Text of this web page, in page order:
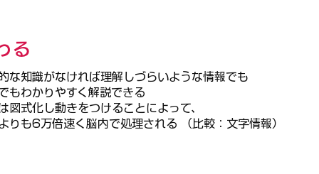
る
な知識がなければ理解しづらいような情報でも
もわかりやすく解説できる
図式化し動きをつけることによって、
りも6万倍速く脳内で処理される （比較：文字情報）